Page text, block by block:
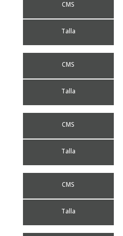
CMS
Talla
CMS
Talla
CMS
Talla
CMS
Talla